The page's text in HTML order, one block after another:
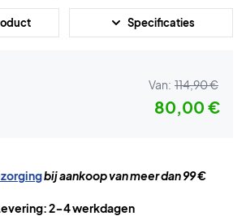
Specificaties
Van: 114,90 €
80,00 €
bij aankoop van meer dan 99 €
2-4 werkdagen